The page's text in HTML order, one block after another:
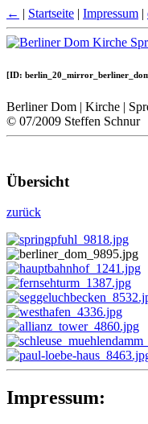
← | Startseite | Impressum |
[ID:
Berliner Dom | Kirche |
© 07/2009 Steffen Schnur
Übersicht
zurück
Impressum: